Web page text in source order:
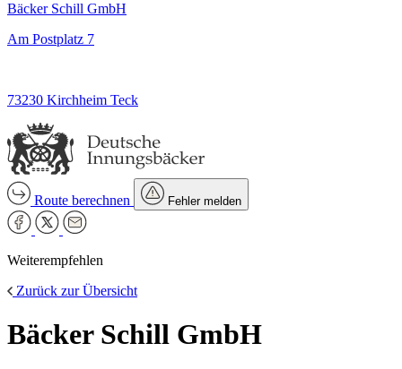
Bäcker Schill GmbH
Am Postplatz 7
73230 Kirchheim Teck
Route berechnen Fehler melden
Weiterempfehlen
Zurück zur Übersicht
Bäcker Schill GmbH